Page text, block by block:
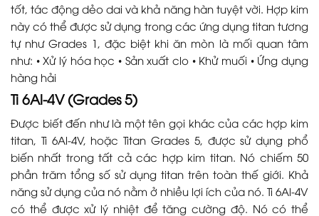
tốt, tác động dẻo dai và khả năng hàn tuyệt vời. Hợp kim
này có thể được sử dụng trong các ứng dụng titan tương
tự như Grades 1, đặc biệt khi ăn mòn là mối quan tâm
như: • Xử lý hóa học • Sản xuất clo • Khử muối • Ứng dụng
hàng hải
Ti 6Al-4V (Grades 5)
Được biết đến như là một tên gọi khác của các hợp kim
titan, Ti 6Al-4V, hoặc Titan Grades 5, được sử dụng phổ
biến nhất trong tất cả các hợp kim titan. Nó chiếm 50
phần trăm tổng số sử dụng titan trên toàn thế giới. Khả
năng sử dụng của nó nằm ở nhiều lợi ích của nó. Ti 6Al-4V
có thể được xử lý nhiệt để tăng cường độ. Nó có thể